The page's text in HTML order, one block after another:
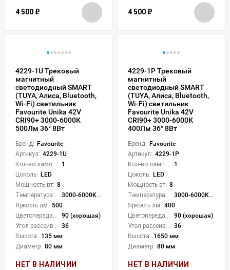
4 500 ₽ 4 500 ₽
4229-1U Трековый
магнитный
светодиодный SMART
(TUYA, Алиса, Bluetooth,
Wi-Fi) светильник
Favourite Unika 42V
CRI90+ 3000-6000К
500Лм 36° 8Вт
Бренд: Favourite
Артикул: 4229-1U
1
Цоколь: LED
Мощность вт: 8
3000-6000K (плавная рег.)
Яркость лм: 500
90 (хорошая)
36
Высота: 135 мм
Диаметр: 80 мм
НЕТ В НАЛИЧИИ
4229-1P Трековый
магнитный
светодиодный SMART
(TUYA, Алиса, Bluetooth,
Wi-Fi) светильник
Favourite Unika 42V
CRI90+ 3000-6000К
400Лм 36° 8Вт
Бренд: Favourite
Артикул: 4229-1P
1
Цоколь: LED
Мощность вт: 8
3000-6000K (плавная рег.)
Яркость лм: 400
90 (хорошая)
36
Высота: 1650 мм
Диаметр: 80 мм
НЕТ В НАЛИЧИИ